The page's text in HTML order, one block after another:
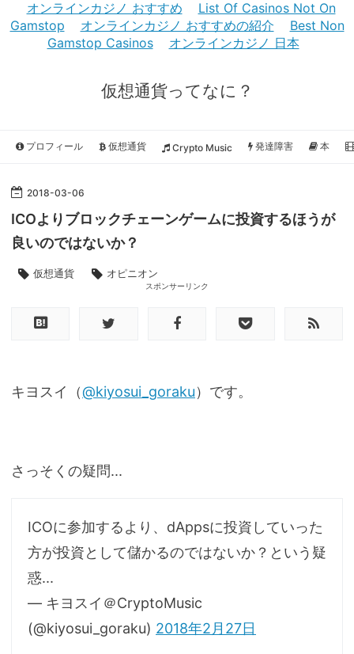
オンラインカジノ おすすめ
List Of Casinos Not On
Gamstop
オンラインカジノ おすすめの紹介
Best Non
Gamstop Casinos
オンラインカジノ 日本
仮想通貨ってなに？
プロフィール 仮想通貨 Crypto Music 発達障害 本
2018-03-06
ICOよりブロックチェーンゲームに投資するほうが
良いのではないか？
仮想通貨 オピニオン
スポンサーリンク
キヨスイ（@kiyosui_goraku）です。
さっそくの疑問...
ICOに参加するより、dAppsに投資していった
方が投資として儲かるのではないか？という疑
惑...
— キヨスイ＠CryptoMusic
(@kiyosui_goraku) 2018年2月27日